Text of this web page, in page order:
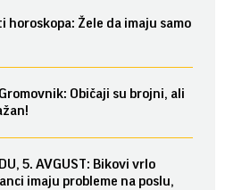
horoskopa: Žele da imaju samo
Običaji su brojni, ali
5. AVGUST: Bikovi vrlo
imaju probleme na poslu,